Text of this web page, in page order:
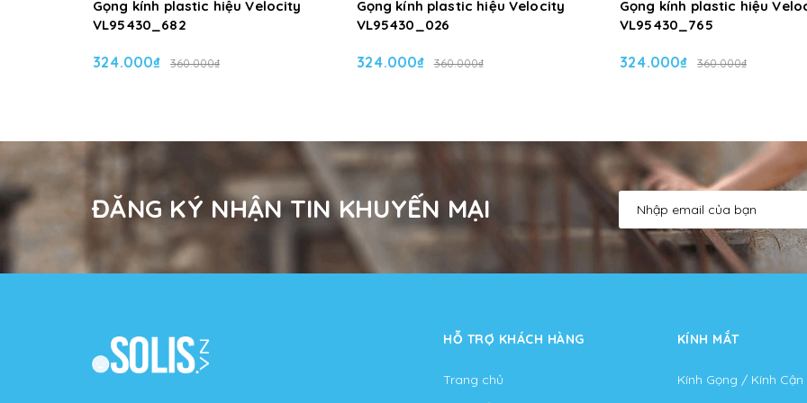
Gọng kính plastic hiệu Velocity
VL95430_682
324.000₫ 360.000₫
Gọng kính plastic hiệu Velocity
VL95430_026
324.000₫ 360.000₫
Gọng kính plastic hiệu
VL95430_765
324.000₫ 360.000₫
ĐĂNG KÝ NHẬN TIN KHUYẾN MẠI
HỖ TRỢ KHÁCH HÀNG
Trang chủ
KÍNH MẮT
Kính Gọng / Kính Cận